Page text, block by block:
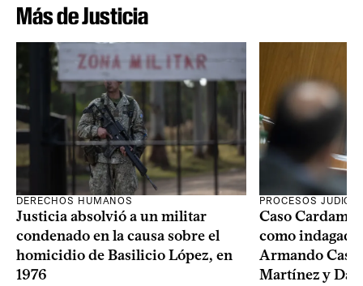
Más de Justicia
DERECHOS HUMANOS
Justicia absolvió a un militar
condenado en la causa sobre el
homicidio de Basilicio López, en
1976
PROCESOS
Caso
como
Armando
Martínez y